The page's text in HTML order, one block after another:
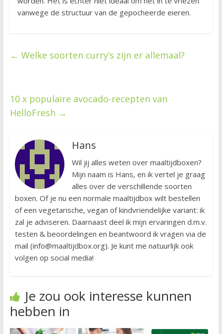
vanwege de structuur van de gepocheerde eieren.
← Welke soorten curry’s zijn er allemaal?
10 x populaire avocado-recepten van
HelloFresh →
Hans
Wil jij alles weten over maaltijdboxen?
Mijn naam is Hans, en ik vertel je graag
alles over de verschillende soorten
boxen. Of je nu een normale maaltijdbox wilt bestellen
of een vegetarische, vegan of kindvriendelijke variant: ik
zal je adviseren. Daarnaast deel ik mijn ervaringen d.m.v.
testen & beoordelingen en beantwoord ik vragen via de
mail (info@maaltijdbox.org). Je kunt me natuurlijk ook
volgen op social media!
Je zou ook interesse kunnen
hebben in